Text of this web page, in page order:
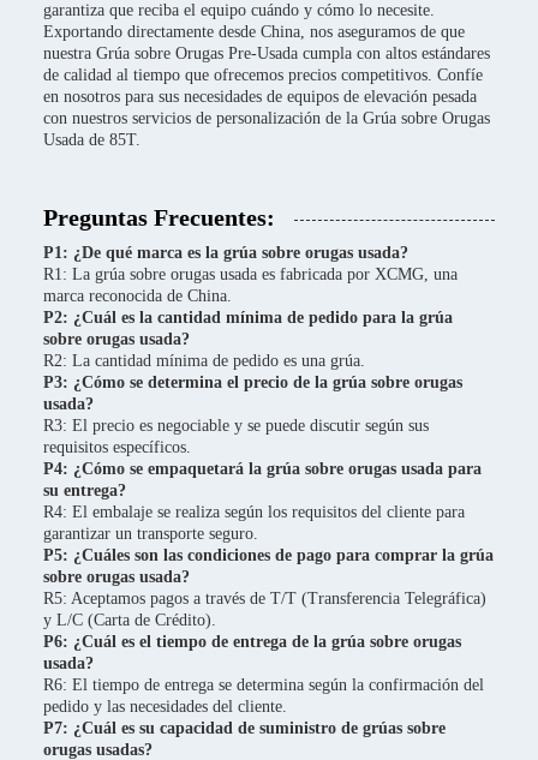
garantiza que reciba el equipo cuándo y cómo lo necesite.
Exportando directamente desde China, nos aseguramos de que
nuestra Grúa sobre Orugas Pre-Usada cumpla con altos estándares
de calidad al tiempo que ofrecemos precios competitivos. Confíe
en nosotros para sus necesidades de equipos de elevación pesada
con nuestros servicios de personalización de la Grúa sobre Orugas
Usada de 85T.
Preguntas Frecuentes:
P1: ¿De qué marca es la grúa sobre orugas usada?
R1: La grúa sobre orugas usada es fabricada por XCMG, una
marca reconocida de China.
P2: ¿Cuál es la cantidad mínima de pedido para la grúa
sobre orugas usada?
R2: La cantidad mínima de pedido es una grúa.
P3: ¿Cómo se determina el precio de la grúa sobre orugas
usada?
R3: El precio es negociable y se puede discutir según sus
requisitos específicos.
P4: ¿Cómo se empaquetará la grúa sobre orugas usada para
su entrega?
R4: El embalaje se realiza según los requisitos del cliente para
garantizar un transporte seguro.
P5: ¿Cuáles son las condiciones de pago para comprar la grúa
sobre orugas usada?
R5: Aceptamos pagos a través de T/T (Transferencia Telegráfica)
y L/C (Carta de Crédito).
P6: ¿Cuál es el tiempo de entrega de la grúa sobre orugas
usada?
R6: El tiempo de entrega se determina según la confirmación del
pedido y las necesidades del cliente.
P7: ¿Cuál es su capacidad de suministro de grúas sobre
orugas usadas?